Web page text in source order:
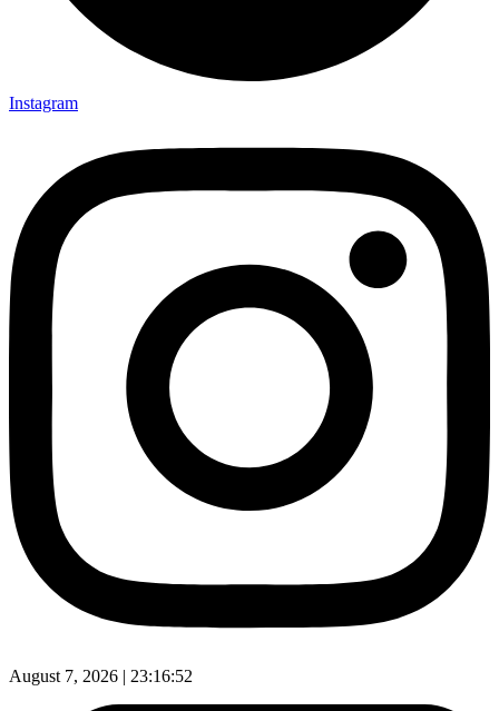
Instagram
August 7, 2026 | 23:16:53